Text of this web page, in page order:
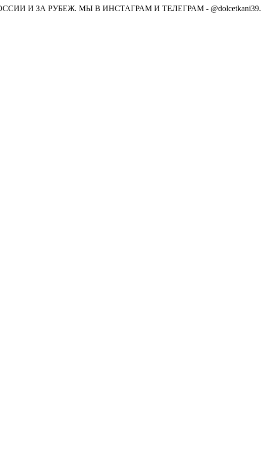
И ЗА РУБЕЖ. МЫ В ИНСТАГРАМ И ТЕЛЕГРАМ - @dolcetkani39.